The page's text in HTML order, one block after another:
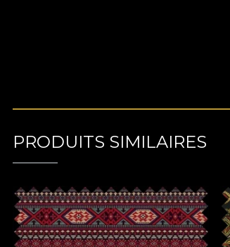
PRODUITS SIMILAIRES